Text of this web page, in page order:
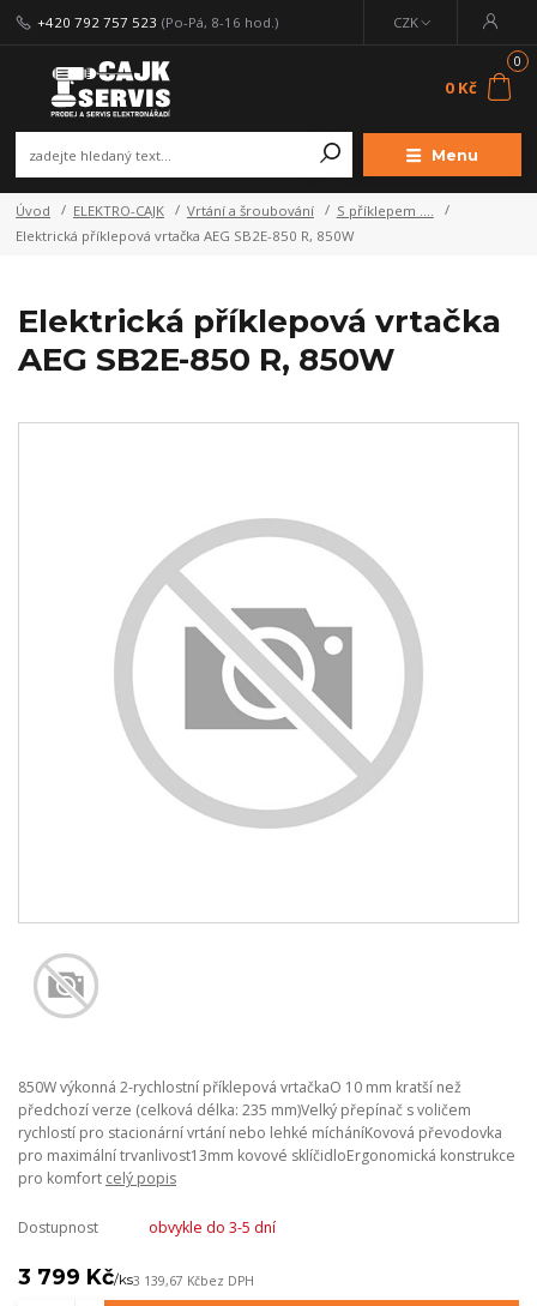
Menu
CZK
+420 792 757 523 (Po-Pá, 8-16 hod.)
0
0 Kč
Úvod ELEKTRO-CAJK Vrtání a šroubování
S příklepem ....
Elektrická příklepová vrtačka AEG SB2E-850 R, 850W
Elektrická příklepová vrtačka
AEG SB2E-850 R, 850W
850W výkonná 2-rychlostní příklepová vrtačkaO 10 mm kratší než
předchozí verze (celková délka: 235 mm)Velký přepínač s voličem
rychlostí pro stacionární vrtání nebo lehké mícháníKovová převodovka
pro maximální trvanlivost13mm kovové sklíčidloErgonomická konstrukce
pro komfort celý popis
Dostupnost obvykle do 3-5 dní
3 799 Kč/ks3 139,67 Kčbez DPH